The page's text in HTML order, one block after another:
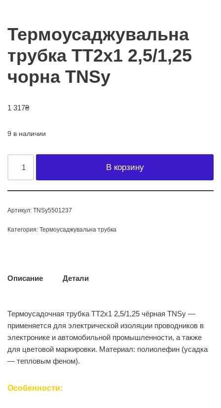
Термоусаджувальна
трубка ТТ2х1 2,5/1,25
чорна TNSy
1 317₴
9 в наличии
В корзину
Артикул: TNSy5501237
Категория: Термоусаджувальна трубка
Описание Детали
Термоусадочная трубка ТТ2х1 2,5/1,25 чёрная TNSy —
применяется для электрической изоляции проводников в
электронике и автомобильной промышленности, а также
для цветовой маркировки. Материал: полиолефин (усадка
— тепловым феном).
Особенности: